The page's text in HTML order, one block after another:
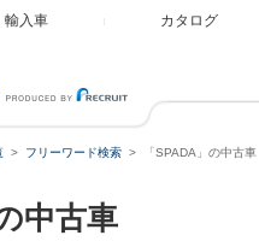
輸入車 カタログ
フリーワード検索 「SPADA」の中古車
中古車